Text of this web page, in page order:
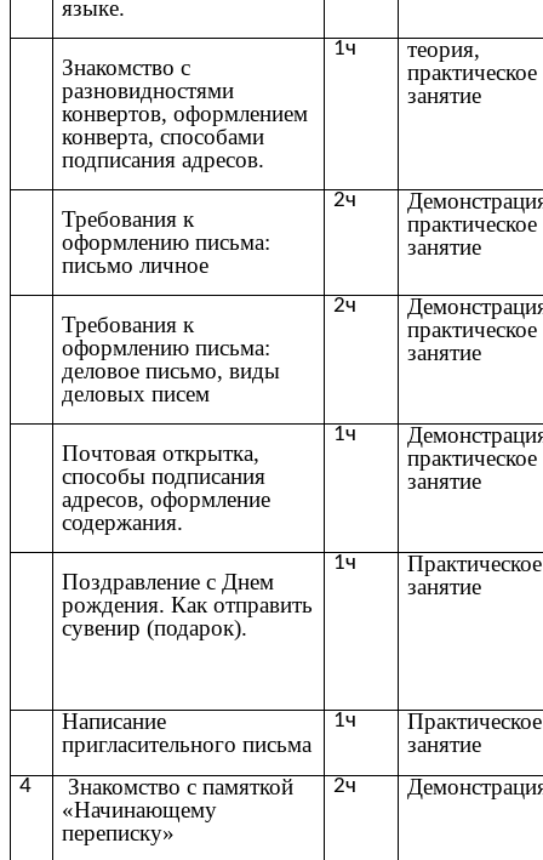
языке.
Знакомство с
разновидностями
конвертов, оформлением
конверта, способами
подписания адресов.
1ч
теория,
практическое
занятие
Требования к
оформлению письма:
письмо личное
2ч
практическое
занятие
Требования к
оформлению письма:
деловое письмо, виды
деловых писем
2ч
практическое
занятие
Почтовая открытка,
способы подписания
адресов, оформление
содержания.
1ч
практическое
занятие
Поздравление с Днем
рождения. Как отправить
сувенир (подарок).
1ч
Практическое
занятие
Написание
пригласительного письма
1ч
Практическое
занятие
4
Знакомство с памяткой
«Начинающему
переписку»
2ч